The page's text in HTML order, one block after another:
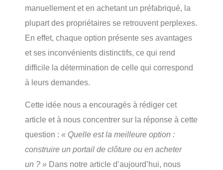
manuellement et en achetant un préfabriqué, la
plupart des propriétaires se retrouvent perplexes.
En effet, chaque option présente ses avantages
et ses inconvénients distinctifs, ce qui rend
difficile la détermination de celle qui correspond
à leurs demandes.
Cette idée nous a encouragés à rédiger cet
article et à nous concentrer sur la réponse à cette
question : « Quelle est la meilleure option :
construire un portail de clôture ou en acheter
un ? » Dans notre article d’aujourd’hui, nous